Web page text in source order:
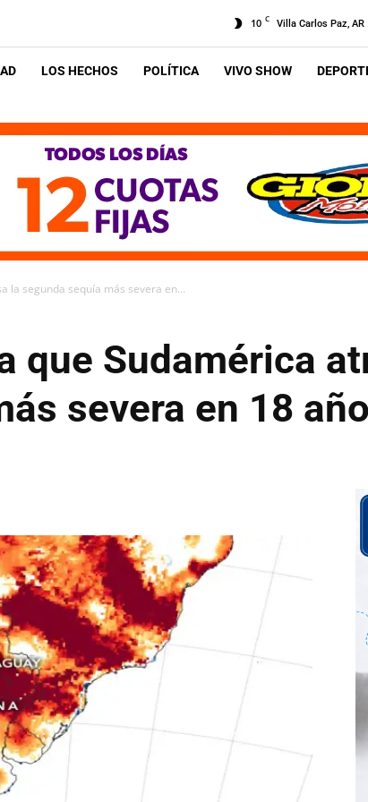
10 C Villa Carlos Paz, AR
LOS HECHOS POLÍTICA VIVO SHOW
la segunda sequía más severa en...
que Sudamérica
severa en 18